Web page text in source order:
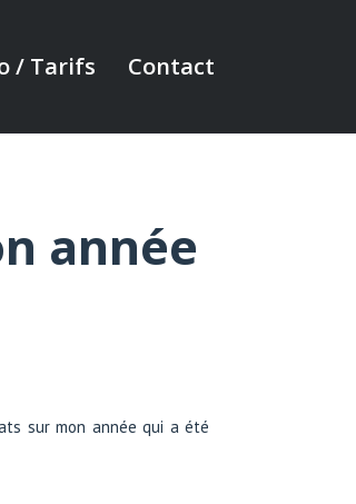
/ Tarifs Contact
année
sur mon année qui a été